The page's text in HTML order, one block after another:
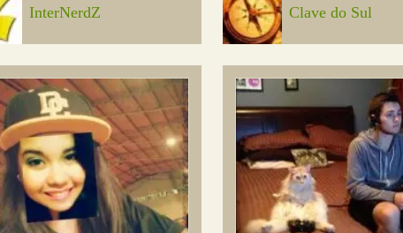
InterNerdZ Clave do Sul